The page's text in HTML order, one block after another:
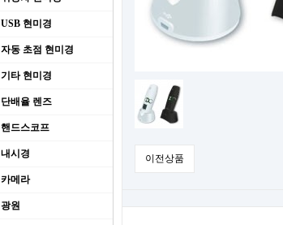
USB 현미경
자동 초점 현미경
기타 현미경
단배율 렌즈
핸드스코프
내시경
카메라
광원
이전상품